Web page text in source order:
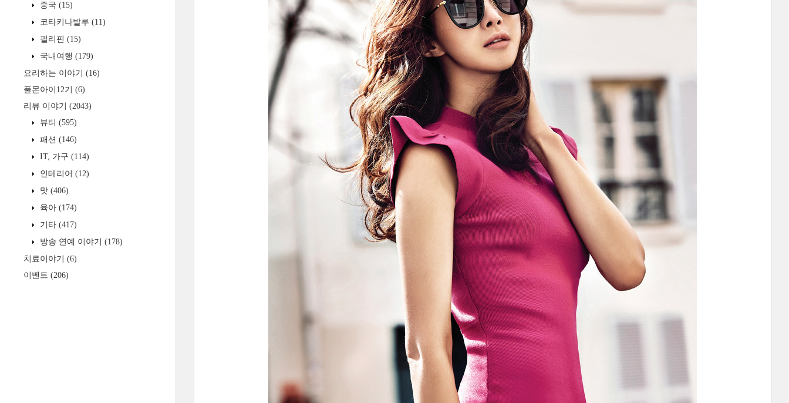
중국 (15)
코타키나발루 (11)
필리핀 (15)
국내여행 (179)
요리하는 이야기 (16)
풀몬아이12기 (6)
리뷰 이야기 (2043)
뷰티 (595)
패션 (146)
IT, 가구 (114)
인테리어 (12)
맛 (406)
육아 (174)
기타 (417)
방송 연예 이야기 (178)
치료이야기 (6)
이벤트 (206)